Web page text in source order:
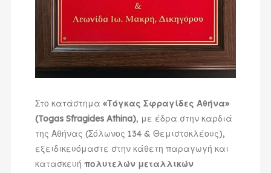
Στο κατάστημα «Τόγκας Σφραγίδες Αθήνα»
(Togas Sfragides Athina), με έδρα στην καρδιά
της Αθήνας (Σόλωνος 134 & Θεμιστοκλέους),
εξειδικευόμαστε στην κάθετη παραγωγή και
κατασκευή πολυτελών μεταλλικών